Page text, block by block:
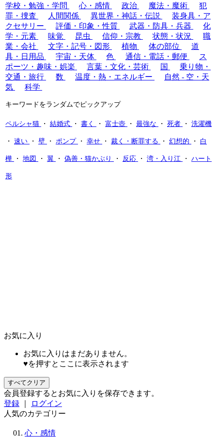
学校・勉強・学問
心・感情 政治 魔法・魔術
犯
罪・捜査
人間関係 異世界・神話・伝説
装身具・ア
クセサリー
評価・印象・性質 武器・防具・兵器
化
学・元素
味覚 昆虫 信仰・宗教 状態・状況
職
業・会社
文字・記号・図形 植物 体の部位
道
具・日用品
宇宙・天体 色 通信・電話・郵便
ス
ポーツ・趣味・娯楽
言葉・文化・芸術 国
乗り物・
交通・旅行
数 温度・熱・エネルギー
自然 - 空・天
気
科学
キーワードをランダムでピックアップ
ペルシャ猫 ・ 結婚式 ・ 書く ・ 富士壺 ・ 最強な ・ 死者 ・ 洗濯機
・ 速い ・ 壁 ・ ポンプ ・ 幸せ ・ 裁く・断罪する ・ 幻想的 ・ 白
樺 ・ 地図 ・ 翼 ・ 偽善・猫かぶり ・ 反応 ・ 湾・入り江 ・ ハート
形
お気に入り
お気に入りはまだありません。
♥を押すとここに表示されます
すべてクリア
会員登録するとお気に入りを保存できます。
登録
ログイン
人気のカテゴリー
心・感情